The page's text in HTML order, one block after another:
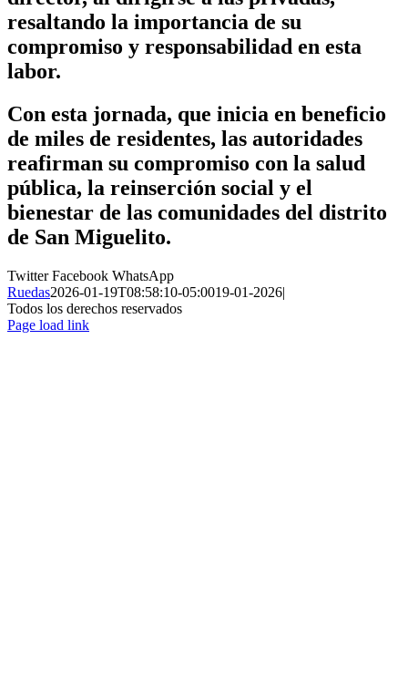
resaltando la importancia de su
compromiso y responsabilidad en esta
labor.
Con esta jornada, que inicia en beneficio
de miles de residentes, las autoridades
reafirman su compromiso con la salud
pública, la reinserción social y el
bienestar de las comunidades del distrito
de San Miguelito.
TwitterFacebook WhatsApp
Ruedas2026-01-19T08:58:10-05:0019-01-2026|
Todos los derechos reservados
Page load link